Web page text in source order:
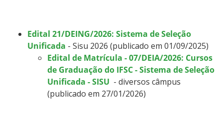
Edital 21/DEING/2026: Sistema de Seleção
Unificada - Sisu 2026 (publicado em 01/09/2025)
Edital de Matrícula - 07/DEIA/2026: Cursos
de Graduação do IFSC - Sistema de Seleção
Unificada - SISU - diversos câmpus
(publicado em 27/01/2026)